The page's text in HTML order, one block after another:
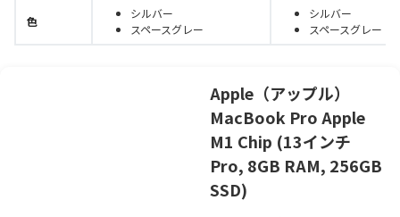
色
シルバー
スペースグレー
シルバー
スペースグレー
Apple（アップル）
MacBook Pro Apple
M1 Chip (13インチ
Pro, 8GB RAM, 256GB
SSD)